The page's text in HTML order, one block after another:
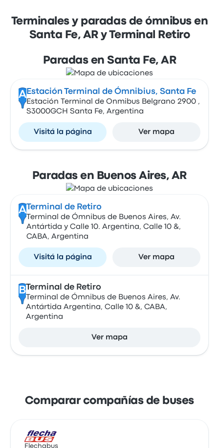
Terminales y paradas de ómnibus en
Santa Fe, AR y Terminal Retiro
Paradas en Santa Fe, AR
A Estación Terminal de Ómnibius, Santa Fe
Estación Terminal de Onmibus Belgrano 2900 ,
S3000GCH Santa Fe, Argentina
Visitá la página Ver mapa
Paradas en Buenos Aires, AR
A Terminal de Retiro
Terminal de Ómnibus de Buenos Aires, Av.
Antártida y Calle 10. Argentina, Calle 10 &,
CABA, Argentina
Visitá la página Ver mapa
B Terminal de Retiro
Terminal de Ómnibus de Buenos Aires, Av.
Antártida Argentina, Calle 10 &, CABA,
Argentina
Ver mapa
Comparar compañías de buses
Flechabus